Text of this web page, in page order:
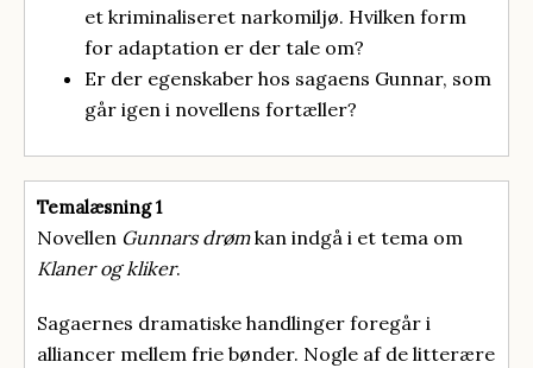
et kriminaliseret narkomiljø. Hvilken form
for adaptation er der tale om?
Er der egenskaber hos sagaens Gunnar, som
går igen i novellens fortæller?
Temalæsning 1
Novellen Gunnars drømkan indgå i et tema om
Klaner og kliker.
Sagaernes dramatiske handlinger foregår i
alliancer mellem frie bønder. Nogle af de litterære